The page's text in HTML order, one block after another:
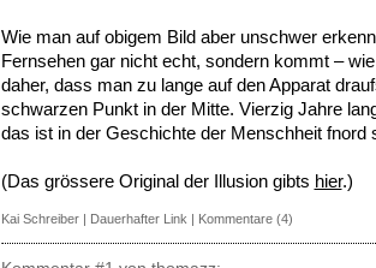
Wie man auf obigem Bild aber unschwer
Fernsehen gar nicht echt, sondern kommt –
daher, dass man zu lange auf den Apparat
schwarzen Punkt in der Mitte. Vierzig Jahre
das ist in der Geschichte der Menschheit fnord
(Das grössere Original der Illusion gibts hier.)
Kai Schreiber| Dauerhafter Link | Kommentare (4)